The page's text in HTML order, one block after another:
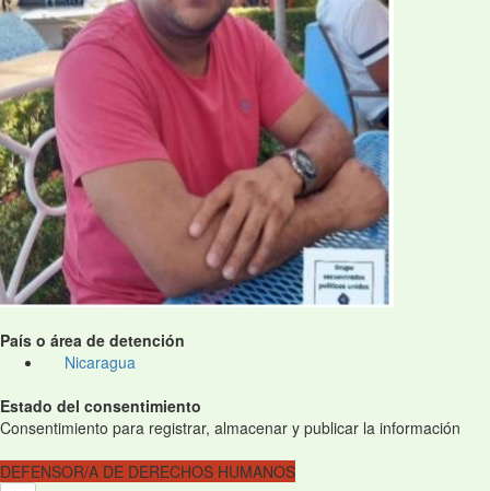
País o área de detención
Nicaragua
Estado del consentimiento
Consentimiento para registrar, almacenar y publicar la información
DEFENSOR/A DE DERECHOS HUMANOS